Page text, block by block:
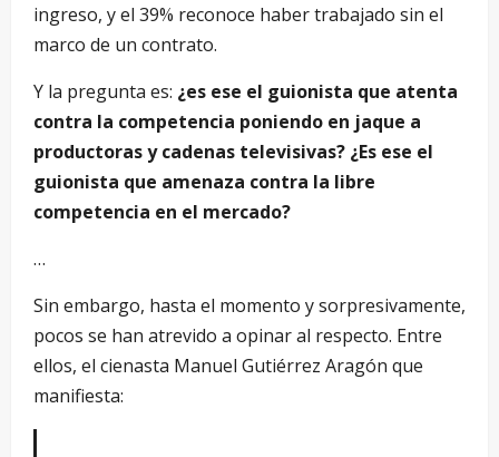
ingreso, y el 39% reconoce haber trabajado sin el
marco de un contrato.
Y la pregunta es: ¿es ese el guionista que atenta
contra la competencia poniendo en jaque a
productoras y cadenas televisivas? ¿Es ese el
guionista que amenaza contra la libre
competencia en el mercado?
…
Sin embargo, hasta el momento y sorpresivamente,
pocos se han atrevido a opinar al respecto. Entre
ellos, el cienasta Manuel Gutiérrez Aragón que
manifiesta: